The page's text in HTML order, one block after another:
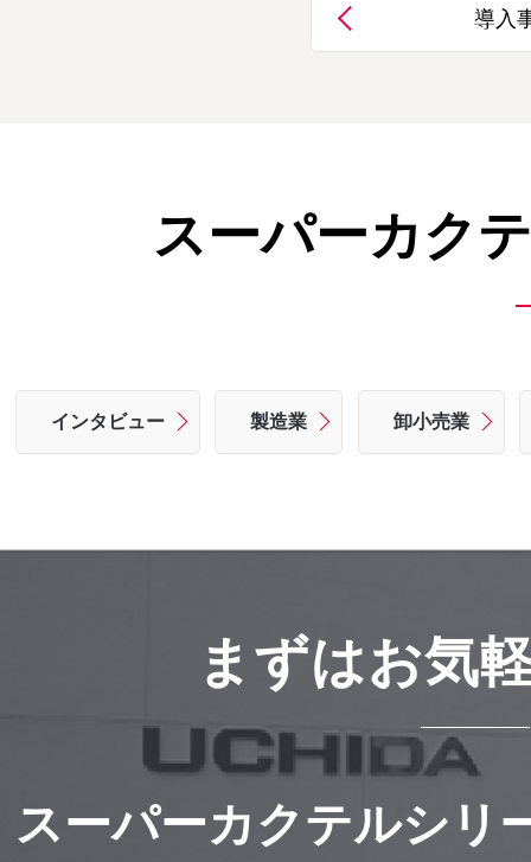
導入
スーパーカク
インタビュー 製造業 卸小売業
まずはお気
スーパーカクテルシリ